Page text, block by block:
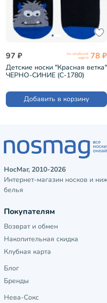
97 ₽ по клубной
карте 78 ₽
Детские носки "Красная ветка"
ЧЕРНО-СИНИЕ (С-1780)
Добавить в корзину
НосМаг, 2010-2026
Интернет-магазин носков и
белья
Покупателям
Возврат и обмен
Накопительная скидка
Клубная карта
Блог
Бренды
Нева-Сокс